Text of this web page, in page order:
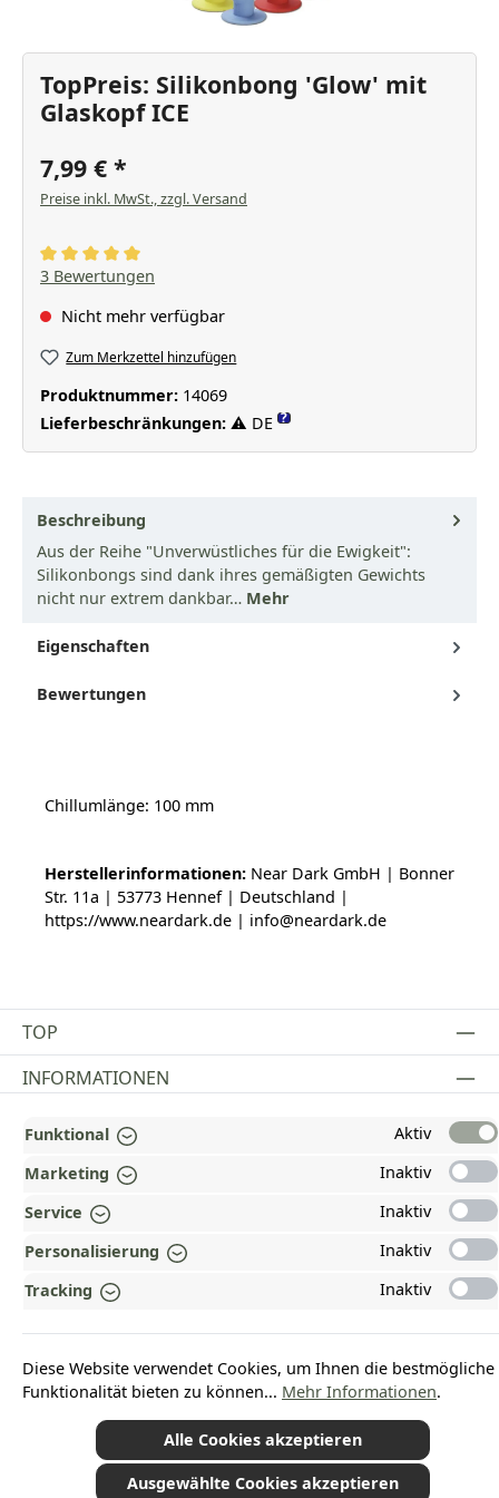
TopPreis: Silikonbong 'Glow' mit
Glaskopf ICE
7,99 €
Preise inkl. MwSt., zzgl. Versand
Durchschnittliche Bewertung von 5 von 5 Sternen
3 Bewertungen
Nicht mehr verfügbar
Zum Merkzettel hinzufügen
Produktnummer: 14069
Lieferbeschränkungen: ⚠ DE ?
Beschreibung
Aus der Reihe "Unverwüstliches für die Ewigkeit":
Silikonbongs sind dank ihres gemäßigten Gewichts
nicht nur extrem dankbar… Mehr
Eigenschaften
Bewertungen
Chillumlänge: 100 mm
Herstellerinformationen: Near Dark GmbH | Bonner
Str. 11a | 53773 Hennef | Deutschland |
https://www.neardark.de | info@neardark.de
TOP
Vertrag widerrufen
INFORMATIONEN
GESETZLICHE INFORMATIONEN
ZAHLUNGS- UND VERSANDARTEN
AUSGEZEICHNET UND ZERTIFIZIERT!
WARUM HEAD-SHOP.DE?
UNSERE COMMUNITIES
*Alle Preise inkl. gesetzl. Mehrwertsteuer zzgl.Versandkostenund ggf.
Funktional
Aktiv
Marketing
Inaktiv
Service
Inaktiv
Personalisierung
Inaktiv
Tracking
Inaktiv
Diese Website verwendet Cookies, um Ihnen die bestmögliche
Funktionalität bieten zu können... Mehr Informationen.
Alle Cookies akzeptieren
Ausgewählte Cookies akzeptieren